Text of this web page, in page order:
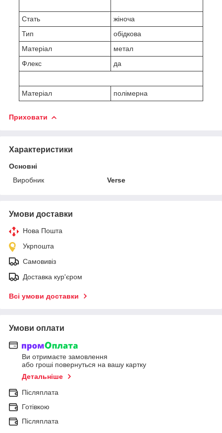
Стать
жіноча
Тип
обідкова
Матеріал
метал
Флекс
да
Матеріал полімерна
Приховати
Характеристики
Основні
Виробник
Verse
Умови доставки
Нова Пошта
Укрпошта
Самовивіз
Доставка кур'єром
Всі умови доставки
Умови оплати
Ви отримаєте замовлення
або гроші повернуться на вашу картку
Детальніше
Післяплата
Готівкою
Післяплата